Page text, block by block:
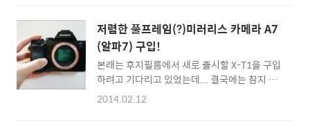
러면 I-Launcher 오토런을 통해서 소프..
에서 사용해본 NX 미니는 제가 생각하오던 이
상적인 서브카메라의 조건을 모두 충족하고 있
더군요. (대형 스크린이 탑재된 스마트폰 보다
더 작은 컴팩트한 사이즈를 자랑하고, NX M 마
운트로 출시되는 새로운 렌즈군을 물릴 수 있습
니다. 매우 긴 배터리타임, NFC 및 Wi-Fi 기술
저렴한 풀프레임(?)미러리스 카메라 A7
(알파7) 구입!
본래는 후지필름에서 새로 출시할 X-T1을 구입
하려고 기다리고 있었는데... 결국에는 참지 못
하고 비교적 저렴한(?) 풀프레임 미러리스 카메
2014.02.12